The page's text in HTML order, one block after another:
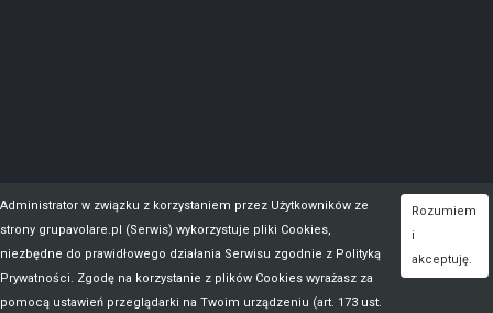
Administrator w związku z korzystaniem przez Użytkowników ze
strony grupavolare.pl (Serwis) wykorzystuje pliki Cookies,
niezbędne do prawidłowego działania Serwisu zgodnie z Polityką
Prywatności. Zgodę na korzystanie z plików Cookies wyrażasz za
pomocą ustawień przeglądarki na Twoim urządzeniu (art. 173 ust.
Rozumiem
i
akceptuję.